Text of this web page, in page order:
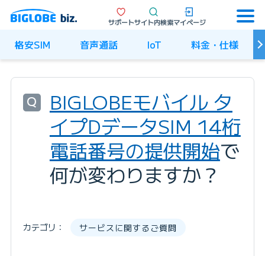
サポートサイト内検索マイページ
格安SIM 音声通話 IoT 料金・仕様
Q
BIGLOBEモバイル タ
イプDデータSIM 14桁
電話番号の提供開始で
何が変わりますか？
カテゴリ： サービスに関するご質問